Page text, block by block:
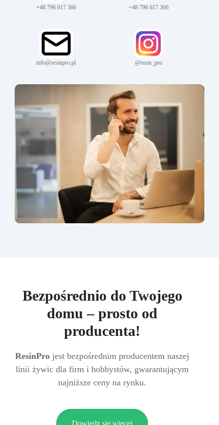
+48 796 617 366 +48 796 617 366
info@resinpro.pl @resin_pro
Bezpośrednio do Twojego
domu – prosto od
producenta!
ResinPro jest bezpośrednim producentem naszej
linii żywic dla firm i hobbystów, gwarantującym
najniższe ceny na rynku.
Dowiedz się więcej